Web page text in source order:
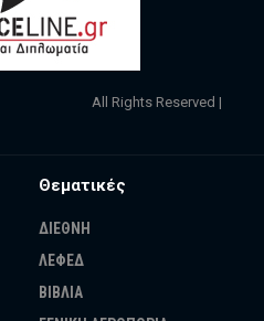
All Rights Reserved |
Θεματικές
ΔΙΕΘΝΗ
ΛΕΦΕΔ
ΒΙΒΛΙΑ